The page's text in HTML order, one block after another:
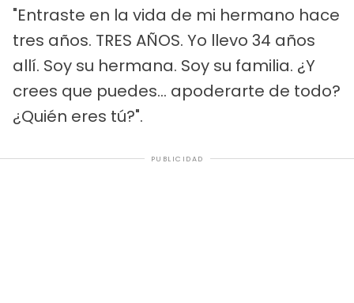
"Entraste en la vida de mi hermano hace
tres años. TRES AÑOS. Yo llevo 34 años
allí. Soy su hermana. Soy su familia. ¿Y
crees que puedes... apoderarte de todo?
¿Quién eres tú?".
PUBLICIDAD